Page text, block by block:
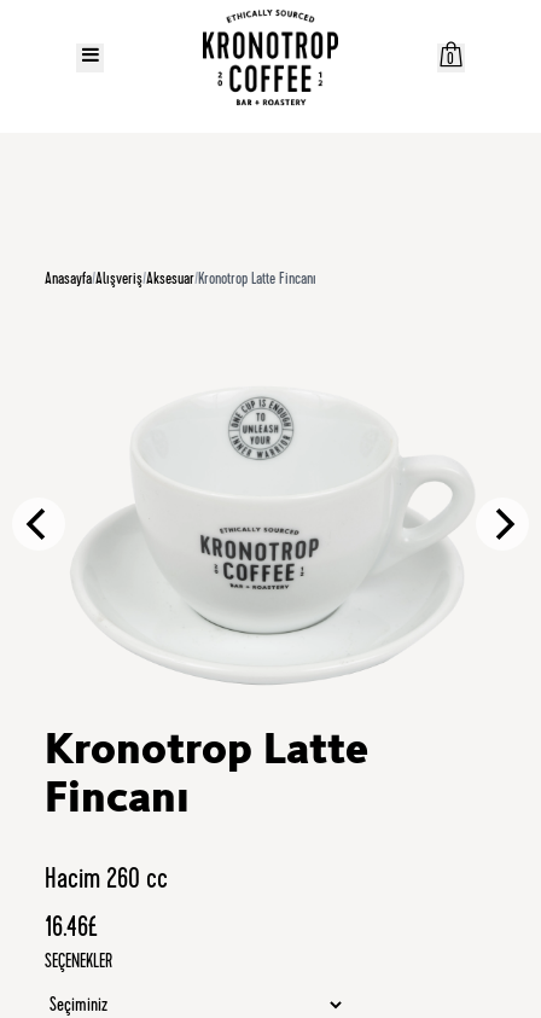
0
Anasayfa/Alışveriş/Aksesuar/Kronotrop Latte Fincanı
Kronotrop Latte
Fincanı
Hacim 260 cc
16.46£
SEÇENEKLER